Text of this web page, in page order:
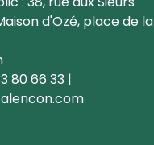
d'Ozé, place de la
80 66 33 |